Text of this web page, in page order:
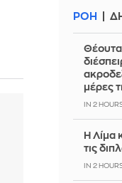
ΡΟΗ
μέρες
IN 2
Η Λίμα
τις
IN 2